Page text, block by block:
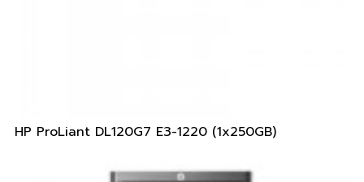
HP ProLiant DL120G7 E3-1220 (1x250GB)